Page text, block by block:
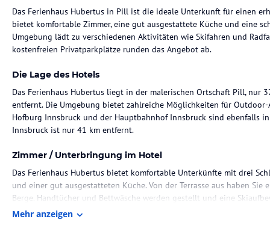
Das Ferienhaus Hubertus in Pill ist die ideale Unterkunft für einen
bietet komfortable Zimmer, eine gut ausgestattete Küche und eine
Umgebung lädt zu verschiedenen Aktivitäten wie Skifahren und
kostenfreien Privatparkplätze runden das Angebot ab.
Die Lage des Hotels
Das Ferienhaus Hubertus liegt in der malerischen Ortschaft Pill, nur
entfernt. Die Umgebung bietet zahlreiche Möglichkeiten für
Hofburg Innsbruck und der Hauptbahnhof Innsbruck sind ebenfalls
Innsbruck ist nur 41 km entfernt.
Zimmer / Unterbringung im Hotel
Das Ferienhaus Hubertus bietet komfortable Unterkünfte mit drei
und einer gut ausgestatteten Küche. Von der Terrasse aus haben
Berge. Handtücher und Bettwäsche werden gestellt und eine
Mehr anzeigen